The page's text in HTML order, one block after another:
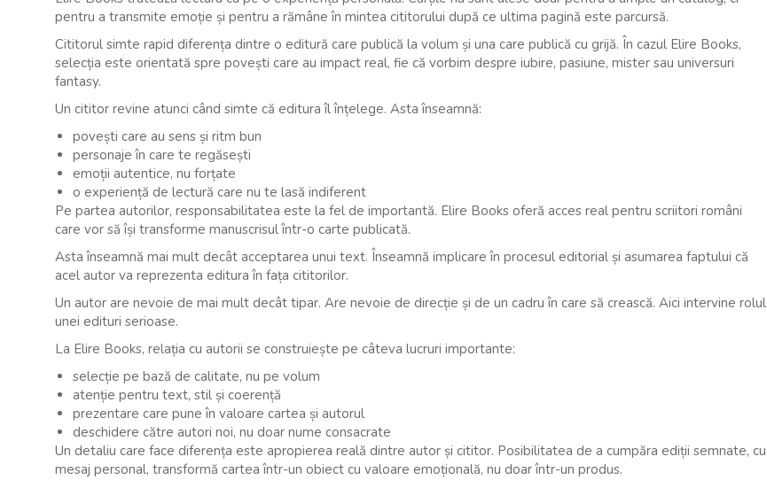
pentru a transmite emoție și pentru a rămâne în mintea cititorului după ce ultima pagină este parcursă.
Cititorul simte rapid diferența dintre o editură care publică la volum și una care publică cu grijă. În cazul Elire Books,
selecția este orientată spre povești care au impact real, fie că vorbim despre iubire, pasiune, mister sau universuri
fantasy.
Un cititor revine atunci când simte că editura îl înțelege. Asta înseamnă:
povești care au sens și ritm bun
personaje în care te regăsești
emoții autentice, nu forțate
o experiență de lectură care nu te lasă indiferent
Pe partea autorilor, responsabilitatea este la fel de importantă. Elire Books oferă acces real pentru scriitori români
care vor să își transforme manuscrisul într-o carte publicată.
Asta înseamnă mai mult decât acceptarea unui text. Înseamnă implicare în procesul editorial și asumarea faptului că
acel autor va reprezenta editura în fața cititorilor.
Un autor are nevoie de mai mult decât tipar. Are nevoie de direcție și de un cadru în care să crească. Aici intervine rolul
unei edituri serioase.
La Elire Books, relația cu autorii se construiește pe câteva lucruri importante:
selecție pe bază de calitate, nu pe volum
atenție pentru text, stil și coerență
prezentare care pune în valoare cartea și autorul
deschidere către autori noi, nu doar nume consacrate
Un detaliu care face diferența este apropierea reală dintre autor și cititor. Posibilitatea de a cumpăra ediții semnate, cu
mesaj personal, transformă cartea într-un obiect cu valoare emoțională, nu doar într-un produs.